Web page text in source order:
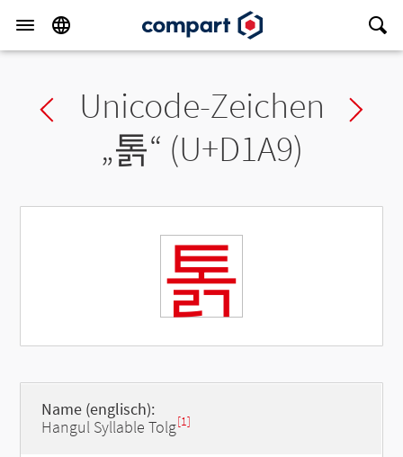
Previous char
Unicode-Zeichen
„톩“ (U+D1A9)
톩
Name (englisch):
Hangul Syllable Tolg[1]